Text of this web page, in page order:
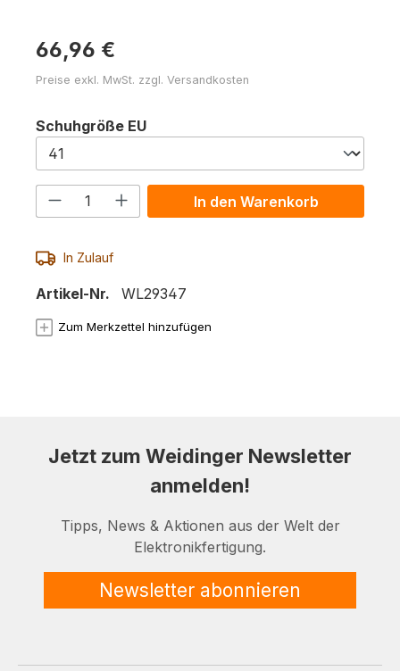
66,96 €
Preise exkl. MwSt. zzgl. Versandkosten
Schuhgröße EUauswählen
Produkt Anzahl: Gib den
In den Warenkorb
In Zulauf
Artikel-Nr. WL29347
Zum Merkzettel hinzufügen
Jetzt zum Weidinger Newsletter
anmelden!
Tipps, News & Aktionen aus der Welt der
Elektronikfertigung.
Newsletter abonnieren